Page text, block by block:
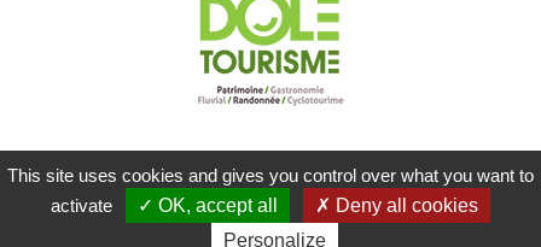
MENTIONS LÉGALES
PLAN DU SITE
CONTACTEZ-NOUS
RÉALISATION KOREDGE
This site uses cookies and gives you control over what you want to
activate
OK, accept all
Deny all cookies
Personalize